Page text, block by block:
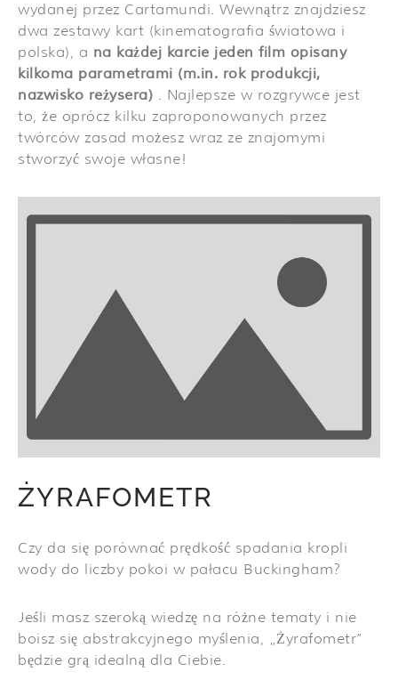
wydanej przez Cartamundi. Wewnątrz znajdziesz
dwa zestawy kart (kinematografia światowa i
polska), a na każdej karcie jeden film opisany
kilkoma parametrami (m.in. rok produkcji,
nazwisko reżysera) . Najlepsze w rozgrywce jest
to, że oprócz kilku zaproponowanych przez
twórców zasad możesz wraz ze znajomymi
stworzyć swoje własne!
ŻYRAFOMETR
Czy da się porównać prędkość spadania kropli
wody do liczby pokoi w pałacu Buckingham?
Jeśli masz szeroką wiedzę na różne tematy i nie
boisz się abstrakcyjnego myślenia, „Żyrafometr”
będzie grą idealną dla Ciebie.